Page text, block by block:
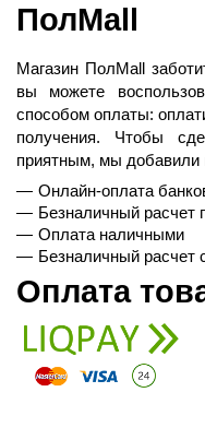
ПолMall
Магазин ПолMall
вы можете
способом оплаты:
получения. Чтобы
приятным, мы добавили
Онлайн-оплата
Безналичный расчет
Оплата наличными
Безналичный расчет
Оплата